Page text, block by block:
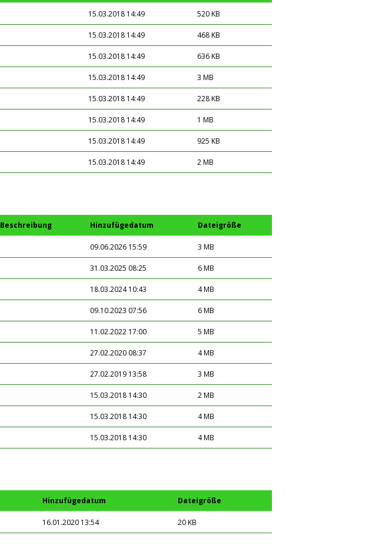
15.03.2018 14:49 520 KB
15.03.2018 14:49 468 KB
15.03.2018 14:49 636 KB
15.03.2018 14:49 3 MB
15.03.2018 14:49 228 KB
15.03.2018 14:49 1 MB
15.03.2018 14:49 925 KB
15.03.2018 14:49 2 MB
Beschreibung Hinzufügedatum Dateigröße
09.06.2026 15:59 3 MB
31.03.2025 08:25 6 MB
18.03.2024 10:43 4 MB
09.10.2023 07:56 6 MB
11.02.2022 17:00 5 MB
27.02.2020 08:37 4 MB
27.02.2019 13:58 3 MB
15.03.2018 14:30 2 MB
15.03.2018 14:30 4 MB
15.03.2018 14:30 4 MB
Hinzufügedatum Dateigröße
16.01.2020 13:54 20 KB